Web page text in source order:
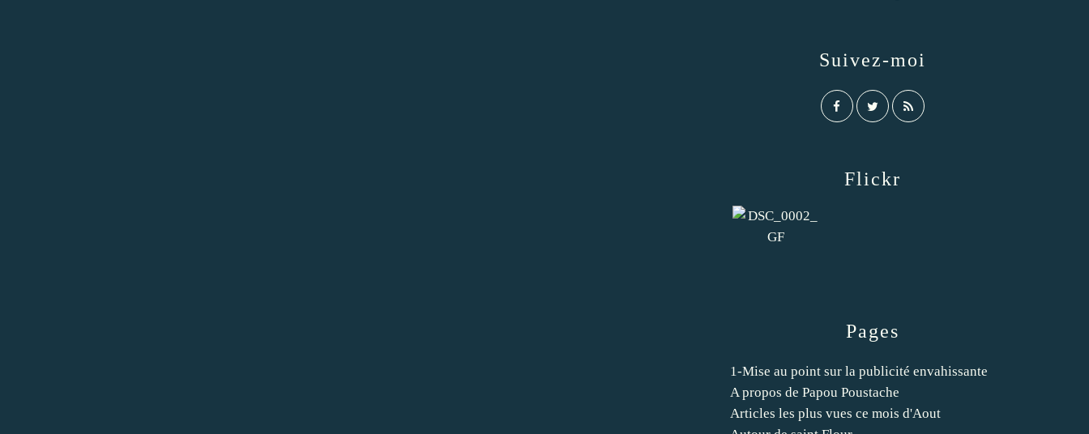
Pages
1-Mise au point sur la publicité envahissante
A propos de Papou Poustache
Articles les plus vues ce mois d'Aout
Suivez-moi
Flickr